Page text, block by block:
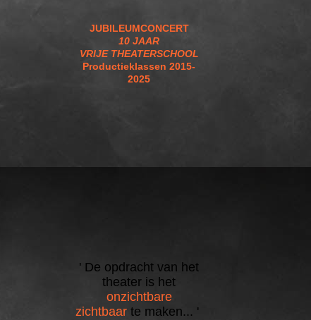
JUBILEUMCONCERT
10 JAAR
VRIJE THEATERSCHOOL
Productieklassen 2015-
2025
' De opdracht van het
theater is het
onzichtbare
zichtbaar te maken... '